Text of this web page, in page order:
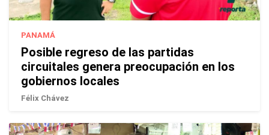
PANAMÁ
Posible regreso de las partidas
circuitales genera preocupación en los
gobiernos locales
Félix Chávez